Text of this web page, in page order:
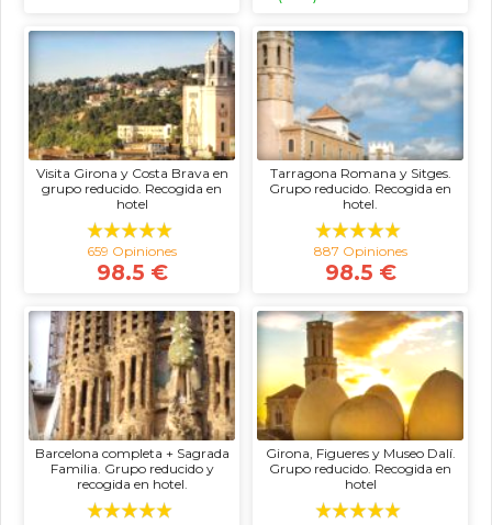
Visita Girona y Costa Brava en
grupo reducido. Recogida en
hotel
659 Opiniones
98.5 €
Tarragona Romana y Sitges.
Grupo reducido. Recogida en
hotel.
887 Opiniones
98.5 €
Barcelona completa + Sagrada
Familia. Grupo reducido y
recogida en hotel.
Girona, Figueres y Museo Dalí.
Grupo reducido. Recogida en
hotel